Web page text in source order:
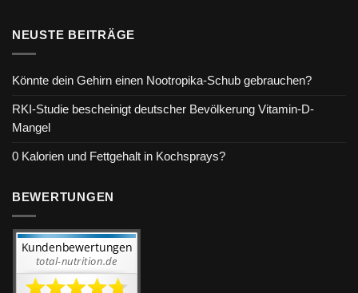
NEUSTE BEITRÄGE
Könnte dein Gehirn einen Nootropika-Schub gebrauchen?
RKI-Studie bescheinigt deutscher Bevölkerung Vitamin-D-
Mangel
0 Kalorien und Fettgehalt in Kochsprays?
BEWERTUNGEN